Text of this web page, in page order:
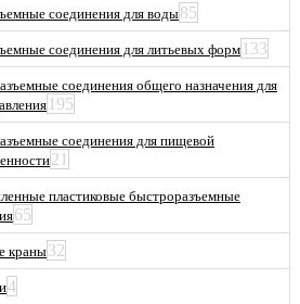
соединения для воды85
соединения для литьевых форм 133
соединения общего назначения для
195
соединения для пищевой
21
пластиковые быстроразъемные
65
краны32
4